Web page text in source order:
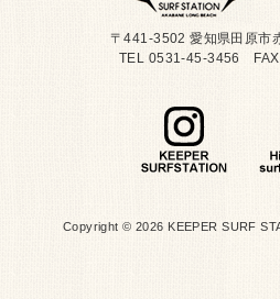
〒441-3502 愛知県田原市
TEL 0531-45-3456
Copyright © 2026 KEEPER SURF